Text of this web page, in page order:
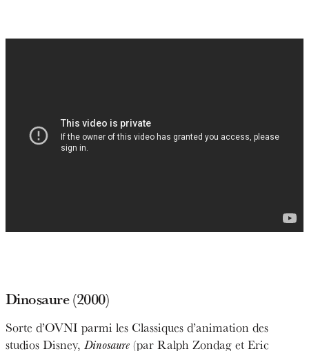
Dinosaure (2000)
Sorte d’OVNI parmi les Classiques d’animation des
studios Disney, Dinosaure (par Ralph Zondag et Eric